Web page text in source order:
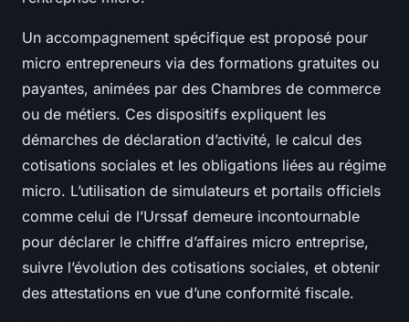
Un accompagnement spécifique est proposé pour
micro entrepreneurs via des formations gratuites ou
payantes, animées par des Chambres de commerce
ou de métiers. Ces dispositifs expliquent les
démarches de déclaration d’activité, le calcul des
cotisations sociales et les obligations liées au régime
micro. L’utilisation de simulateurs et portails officiels
comme celui de l’Urssaf demeure incontournable
pour déclarer le chiffre d’affaires micro entreprise,
suivre l’évolution des cotisations sociales, et obtenir
des attestations en vue d’une conformité fiscale.